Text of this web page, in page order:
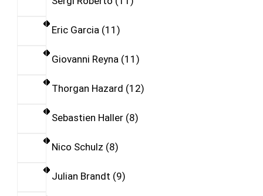
Eric Garcia 11
Giovanni Reyna 11
Thorgan Hazard 12
Sebastien Haller 8
Nico Schulz 8
Julian Brandt 9